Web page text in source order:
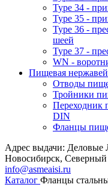
Type 34 -
Type 35 -
Type 36 -
шеей
Type 37 -
WN -
Пищевая
Отводы
Тройники
Переходник
DIN
Фланцы
Адрес выдачи: Деловые
Новосибирск, Северный
info@asmeaisi.ru
Каталог Фланцы